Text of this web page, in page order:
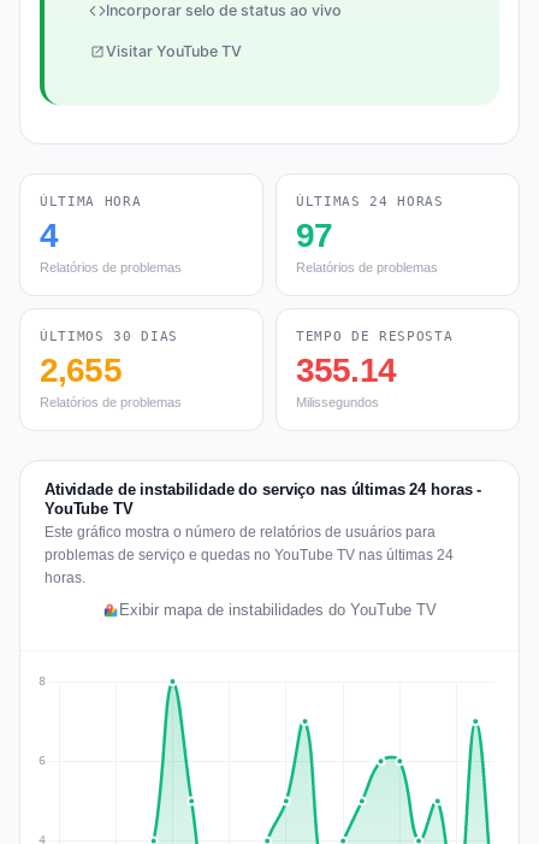
Incorporar selo de status ao vivo
Visitar YouTube TV
ÚLTIMA HORA
4
Relatórios de problemas
ÚLTIMAS 24 HORAS
97
Relatórios de problemas
ÚLTIMOS 30 DIAS
2,655
Relatórios de problemas
TEMPO DE RESPOSTA
355.14
Milissegundos
Atividade de instabilidade do serviço nas últimas 24 horas -
YouTube TV
Este gráfico mostra o número de relatórios de usuários para
problemas de serviço e quedas no YouTube TV nas últimas 24
horas.
Exibir mapa de instabilidades do YouTube TV